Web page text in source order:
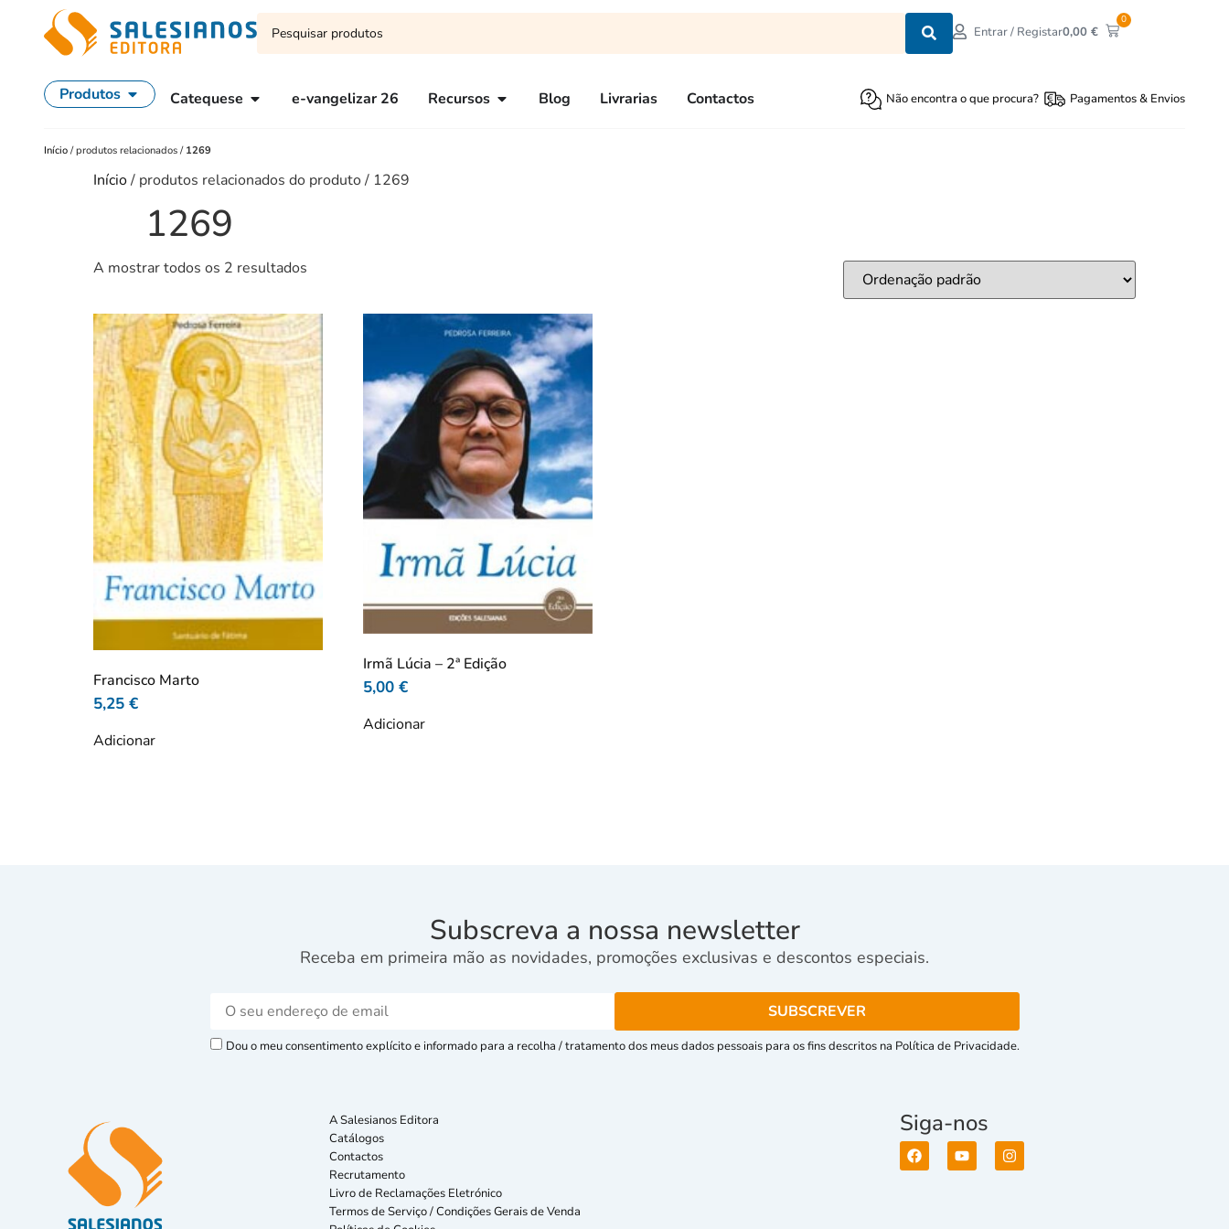
Entrar / Registar0,00€
0
Produtos Catequese e-vangelizar 26 Recursos Blog Livrarias Contactos Não encontra o que procura? Pagamentos & Envios
Início /produtos relacionados / 1269
Início/ produtos relacionados do produto / 1269
1269
A mostrar todos os 2 resultados
Francisco Marto
5,25 €
Adicionar
Irmã Lúcia – 2ª Edição
5,00 €
Adicionar
Subscreva a nossa newsletter
Receba em primeira mão as novidades, promoções exclusivas e descontos especiais.
Dou o meu consentimento explícito e informado para a recolha / tratamento dos meus dados pessoais para os fins descritos na Política de Privacidade.
A Salesianos Editora
Catálogos
Contactos
Recrutamento
Livro de Reclamações Eletrónico
Termos de Serviço / Condições Gerais de Venda
Siga-nos